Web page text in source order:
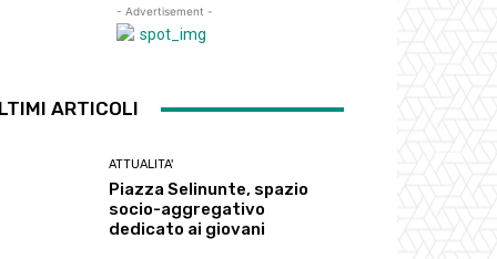
- Advertisement -
ARTICOLI
ATTUALITA'
Piazza Selinunte, spazio
socio-aggregativo
dedicato ai giovani